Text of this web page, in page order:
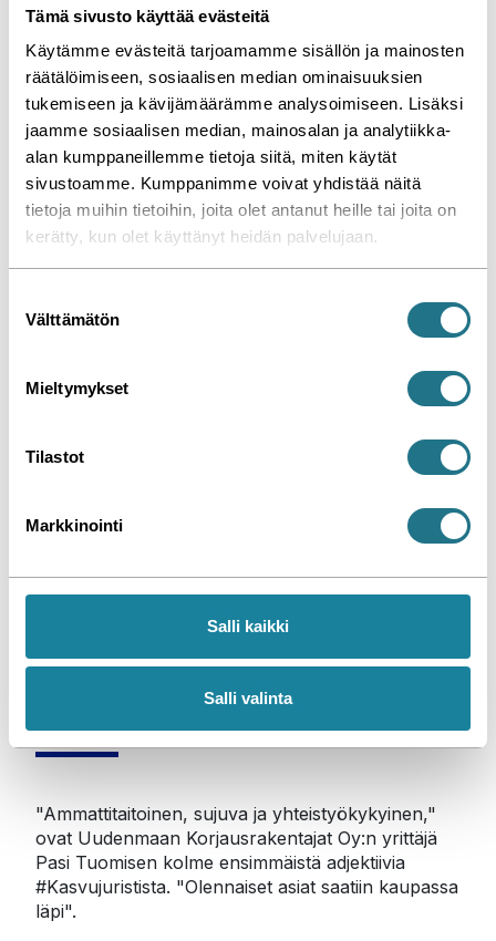
Tämä sivusto käyttää evästeitä
Käytämme evästeitä tarjoamamme sisällön ja mainosten
räätälöimiseen, sosiaalisen median ominaisuuksien
tukemiseen ja kävijämäärämme analysoimiseen. Lisäksi
jaamme sosiaalisen median, mainosalan ja analytiikka-
alan kumppaneillemme tietoja siitä, miten käytät
sivustoamme. Kumppanimme voivat yhdistää näitä
tietoja muihin tietoihin, joita olet antanut heille tai joita on
kerätty, kun olet käyttänyt heidän palvelujaan.
t
Välttämätön
Mieltymykset
Tilastot
Markkinointi
Salli kaikki
Salli valinta
Uudenmaan Korjausrakentajat Oy on erikoistunut
Uudenmaan
Korjausrakentajat Oy
Ammattiapua
yrityskauppaan
"Ammattitaitoinen, sujuva ja yhteistyökykyinen,"
ovat Uudenmaan Korjausrakentajat Oy:n yrittäjä
Pasi Tuomisen kolme ensimmäistä adjektiivia
#Kasvujuristista. "Olennaiset asiat saatiin kaupassa
läpi".